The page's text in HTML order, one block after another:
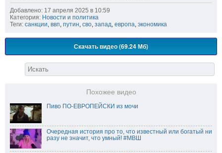
Добавлено: 17 апреля 2025 в 10:59
Категория: Новости и политика
Теги: санкции, ввп, путин, сво, запад, европа, экономика
Скачать видео (69.24 Мб)
Похожее видео
Пиво ПО-ЕВРОПЕЙСКИ из мочи
Очередная история про то, что известный или богатый ни
разу не значит, что умный! #МВШ